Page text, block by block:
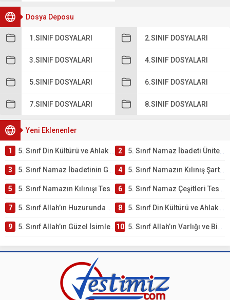
Dosya Deposu
1.SINIF DOSYALARI 2.SINIF DOSYALARI
3.SINIF DOSYALARI 4.SINIF DOSYALARI
5.SINIF DOSYALARI 6.SINIF DOSYALARI
7.SINIF DOSYALARI 8.SINIF DOSYALARI
Yeni Eklenenler
1 5. Sınıf Din Kültürü ve Ahlak Bilgisi 2. Ünite: Namaz İbadeti Çalışmaları 2 5. Sınıf Namaz İbadeti Ünite Testi – Online Çöz
3 5. Sınıf Namaz İbadetinin Getirdiği Faydalar Testi 4 5. Sınıf Namazın Kılınış Şartları Testi
5 5. Sınıf Namazın Kılınışı Testi – Online Çöz 6 5. Sınıf Namaz Çeşitleri Testi – Online Çöz
7 5. Sınıf Allah’ın Huzurunda Olmak – Namaz İbadeti Testi 8 5. Sınıf Din Kültürü ve Ahlak Bilgisi 1. Ünite: Allah İnancı Çalışmaları
9 5. Sınıf Allah’ın Güzel İsimleri Testi – Online Çöz 10 5. Sınıf Allah’ın Varlığı ve Birliği Testi – Online Çöz